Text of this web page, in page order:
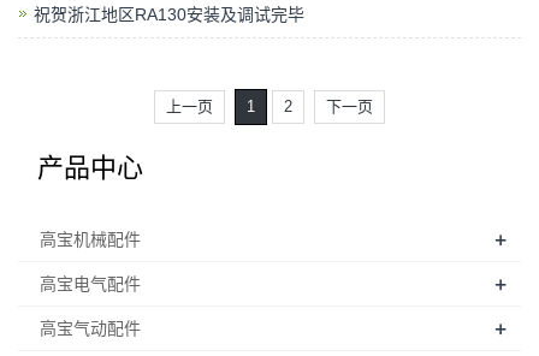
祝贺浙江地区RA130安装及调试完毕
上一页 1 2 下一页
产品中心
高宝机械配件 +
高宝电气配件 +
高宝气动配件 +